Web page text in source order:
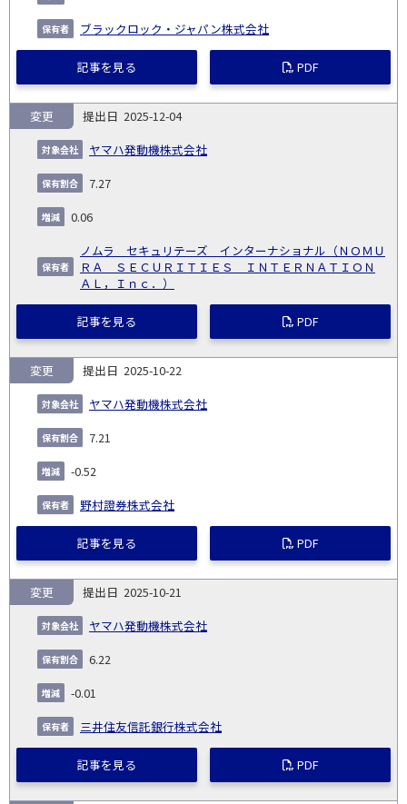
ブラックロック・ジャパン株式会社
記事を見る PDF
2025-12-04
ヤマハ発動機株式会社
変更
7.27
0.06
ノムラ セキュリテーズ インターナショナル（ＮＯＭＵ
ＲＡ ＳＥＣＵＲＩＴＩＥＳ ＩＮＴＥＲＮＡＴＩＯＮ
ＡＬ，Ｉｎｃ．）
記事を見る PDF
2025-10-22
ヤマハ発動機株式会社
変更
7.21
-0.52
野村證券株式会社
記事を見る PDF
2025-10-21
ヤマハ発動機株式会社
変更
6.22
-0.01
三井住友信託銀行株式会社
記事を見る PDF